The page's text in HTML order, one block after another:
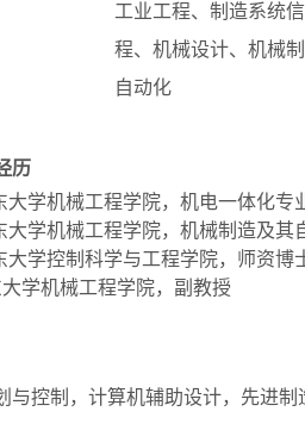
工业工程、制造系统
程、机械设计、机械
自动化
历
大学机械工程学院，机电一体化专
大学机械工程学院，机械制造及
大学控制科学与工程学院，师资博
学机械工程学院，副教授
与控制，计算机辅助设计，先进制